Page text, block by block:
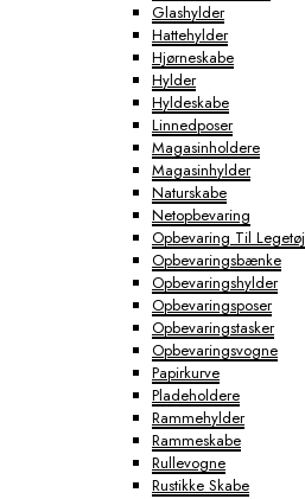
Glashylder
Hattehylder
Hjørneskabe
Hylder
Hyldeskabe
Linnedposer
Magasinholdere
Magasinhylder
Naturskabe
Netopbevaring
Opbevaring Til Legetøj
Opbevaringsbænke
Opbevaringshylder
Opbevaringsposer
Opbevaringstasker
Opbevaringsvogne
Papirkurve
Pladeholdere
Rammehylder
Rammeskabe
Rullevogne
Rustikke Skabe